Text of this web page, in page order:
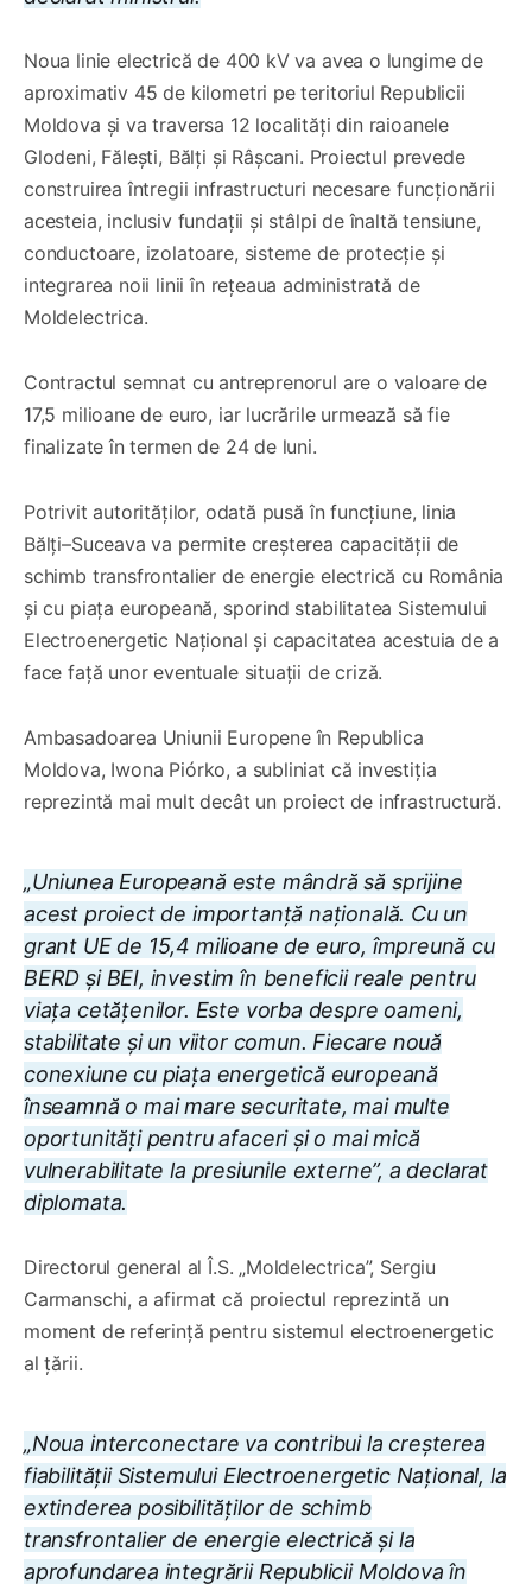
Noua linie electrică de 400 kV va avea o lungime de
aproximativ 45 de kilometri pe teritoriul Republicii
Moldova și va traversa 12 localități din raioanele
Glodeni, Fălești, Bălți și Râșcani. Proiectul prevede
construirea întregii infrastructuri necesare funcționării
acesteia, inclusiv fundații și stâlpi de înaltă tensiune,
conductoare, izolatoare, sisteme de protecție și
integrarea noii linii în rețeaua administrată de
Moldelectrica.
Contractul semnat cu antreprenorul are o valoare de
17,5 milioane de euro, iar lucrările urmează să fie
finalizate în termen de 24 de luni.
Potrivit autorităților, odată pusă în funcțiune, linia
Bălți–Suceava va permite creșterea capacității de
schimb transfrontalier de energie electrică cu România
și cu piața europeană, sporind stabilitatea Sistemului
Electroenergetic Național și capacitatea acestuia de a
face față unor eventuale situații de criză.
Ambasadoarea Uniunii Europene în Republica
Moldova, Iwona Piórko, a subliniat că investiția
reprezintă mai mult decât un proiect de infrastructură.
„Uniunea Europeană este mândră să sprijine
acest proiect de importanță națională. Cu un
grant UE de 15,4 milioane de euro, împreună cu
BERD și BEI, investim în beneficii reale pentru
viața cetățenilor. Este vorba despre oameni,
stabilitate și un viitor comun. Fiecare nouă
conexiune cu piața energetică europeană
înseamnă o mai mare securitate, mai multe
oportunități pentru afaceri și o mai mică
vulnerabilitate la presiunile externe”, a declarat
diplomata.
Directorul general al Î.S. „Moldelectrica”, Sergiu
Carmanschi, a afirmat că proiectul reprezintă un
moment de referință pentru sistemul electroenergetic
al țării.
„Noua interconectare va contribui la creșterea
fiabilității Sistemului Electroenergetic Național, la
extinderea posibilităților de schimb
transfrontalier de energie electrică și la
aprofundarea integrării Republicii Moldova în